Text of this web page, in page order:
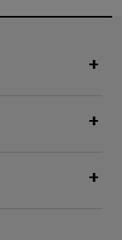
+
+
+